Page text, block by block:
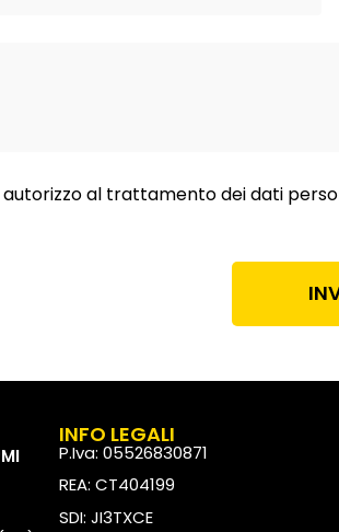
al trattamento dei dati
INFO LEGALI
P.Iva: 05526830871
REA: CT404199
SDI: JI3TXCE